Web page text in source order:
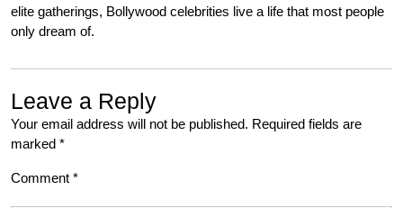
elite gatherings, Bollywood celebrities live a life that most people
only dream of.
Leave a Reply
Your email address will not be published. Required fields are
marked *
Comment *